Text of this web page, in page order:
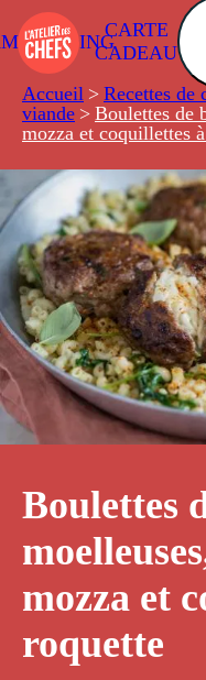
CARTE
CADEAU
Accueil > Recettes de
viande > Boulettes de
mozza et coquillettes
Boulettes
mozza et
roquette